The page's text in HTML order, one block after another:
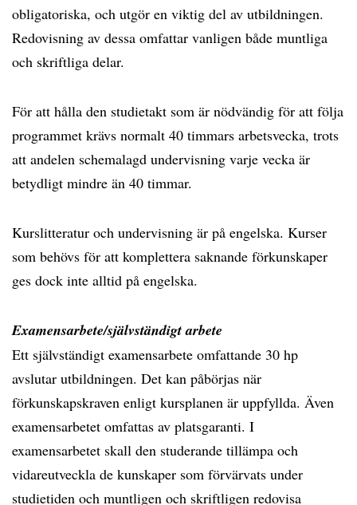
obligatoriska, och utgör en viktig del av utbildningen.
Redovisning av dessa omfattar vanligen både muntliga
och skriftliga delar.
För att hålla den studietakt som är nödvändig för att följa
programmet krävs normalt 40 timmars arbetsvecka, trots
att andelen schemalagd undervisning varje vecka är
betydligt mindre än 40 timmar.
Kurslitteratur och undervisning är på engelska. Kurser
som behövs för att komplettera saknande förkunskaper
ges dock inte alltid på engelska.
Examensarbete/självständigt arbete
Ett självständigt examensarbete omfattande 30 hp
avslutar utbildningen. Det kan påbörjas när
förkunskapskraven enligt kursplanen är uppfyllda. Även
examensarbetet omfattas av platsgaranti. I
examensarbetet skall den studerande tillämpa och
vidareutveckla de kunskaper som förvärvats under
studietiden och muntligen och skriftligen redovisa